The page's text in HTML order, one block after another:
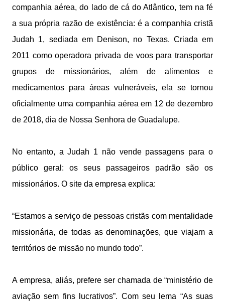
companhia aérea, do lado de cá do Atlântico, tem na fé
a sua própria razão de existência: é a companhia cristã
Judah 1, sediada em Denison, no Texas. Criada em
2011 como operadora privada de voos para transportar
grupos de missionários, além de alimentos e
medicamentos para áreas vulneráveis, ela se tornou
oficialmente uma companhia aérea em 12 de dezembro
de 2018, dia de Nossa Senhora de Guadalupe.
No entanto, a Judah 1 não vende passagens para o
público geral: os seus passageiros padrão são os
missionários. O site da empresa explica:
“Estamos a serviço de pessoas cristãs com mentalidade
missionária, de todas as denominações, que viajam a
territórios de missão no mundo todo”.
A empresa, aliás, prefere ser chamada de “ministério de
aviação sem fins lucrativos”. Com seu lema “As suas